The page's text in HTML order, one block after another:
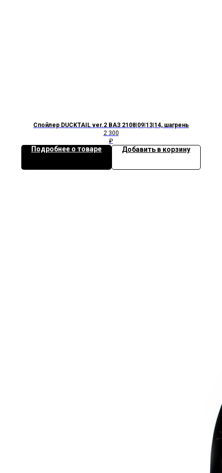
Спойлер DUCKTAIL ver.2 ВАЗ 2108|09|13|14, шагрень
2 300
₽
Подробнее о товаре Добавить в корзину